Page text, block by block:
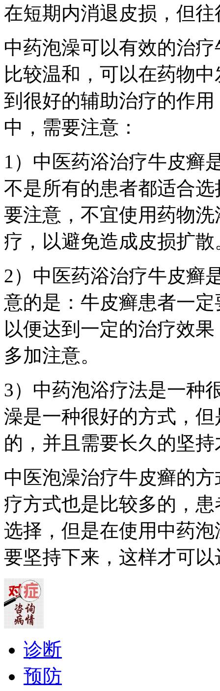
在短期内消退皮损，但
中药泡澡可以有效的治
比较温和，可以在药物
到很好的辅助治疗的作
中，需要注意：
1）中医药浴治疗牛皮癣
不是所有的患者都适合
要注意，不宜使用药物
疗，以避免造成皮损扩散
2）中医药浴治疗牛皮癣
意的是：牛皮癣患者一
以便达到一定的治疗效
多加注意。
3）中药泡浴疗法是一种
澡是一种很好的方式，
的，并且需要长久的坚
中医泡澡治疗牛皮癣的
疗方式也是比较多的，
选择，但是在使用中药
要坚持下来，这样才可
诊断
预防